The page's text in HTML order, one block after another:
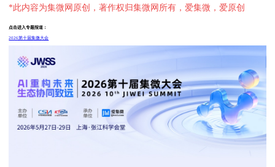
*此内容为集微网原创，著作权归集微网所有，爱集微，爱原创
点击进入专题报道：
2026第十届集微大会